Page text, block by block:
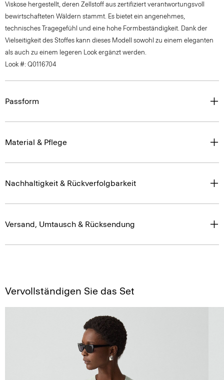
Viskose hergestellt, deren Zellstoff aus zertifiziert verantwortungsvoll
bewirtschafteten Wäldern stammt. Es bietet ein angenehmes,
technisches Tragegefühl und eine hohe Formbeständigkeit. Dank der
Vielseitigkeit des Stoffes kann dieses Modell sowohl zu einem eleganten
als auch zu einem legeren Look ergänzt werden.
Look #: Q0116704
Passform
Material & Pflege
Nachhaltigkeit & Rückverfolgbarkeit
Versand, Umtausch & Rücksendung
Vervollständigen Sie das Set